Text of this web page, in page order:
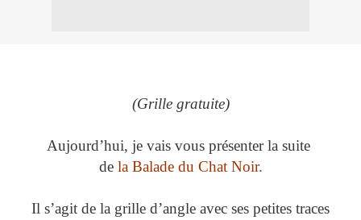
(Grille gratuite)
Aujourd’hui, je vais vous présenter la suite
de la Balade du Chat Noir.
Il s’agit de la grille d’angle avec ses petites traces